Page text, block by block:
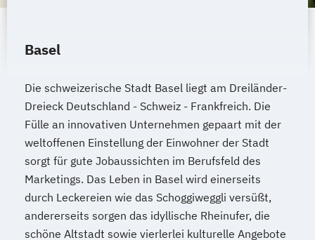
Basel
Die schweizerische Stadt Basel liegt am Dreiländer-
Dreieck Deutschland - Schweiz - Frankfreich. Die
Fülle an innovativen Unternehmen gepaart mit der
weltoffenen Einstellung der Einwohner der Stadt
sorgt für gute Jobaussichten im Berufsfeld des
Marketings. Das Leben in Basel wird einerseits
durch Leckereien wie das Schoggiweggli versüßt,
andererseits sorgen das idyllische Rheinufer, die
schöne Altstadt sowie vierlerlei kulturelle Angebote